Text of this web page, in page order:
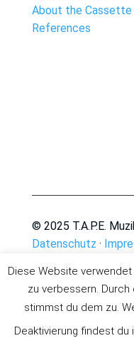
About the Cassette
References
© 2025 T.A.P.E.
Datenschutz ·
Diese Website
zu verbessern.
stimmst du dem zu.
Deaktivierung findest du
Deutsch